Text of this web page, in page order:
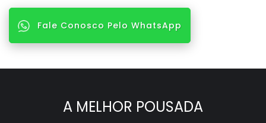
Fale Conosco Pelo WhatsApp
A MELHOR POUSADA